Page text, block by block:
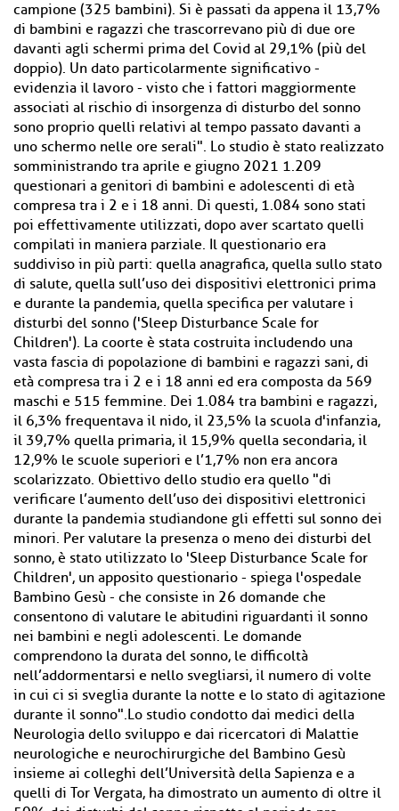
campione (325 bambini). Si è passati da appena il 13,7%
di bambini e ragazzi che trascorrevano più di due ore
davanti agli schermi prima del Covid al 29,1% (più del
doppio). Un dato particolarmente significativo -
evidenzia il lavoro - visto che i fattori maggiormente
associati al rischio di insorgenza di disturbo del sonno
sono proprio quelli relativi al tempo passato davanti a
uno schermo nelle ore serali". Lo studio è stato realizzato
somministrando tra aprile e giugno 2021 1.209
questionari a genitori di bambini e adolescenti di età
compresa tra i 2 e i 18 anni. Di questi, 1.084 sono stati
poi effettivamente utilizzati, dopo aver scartato quelli
compilati in maniera parziale. Il questionario era
suddiviso in più parti: quella anagrafica, quella sullo stato
di salute, quella sull’uso dei dispositivi elettronici prima
e durante la pandemia, quella specifica per valutare i
disturbi del sonno ('Sleep Disturbance Scale for
Children'). La coorte è stata costruita includendo una
vasta fascia di popolazione di bambini e ragazzi sani, di
età compresa tra i 2 e i 18 anni ed era composta da 569
maschi e 515 femmine. Dei 1.084 tra bambini e ragazzi,
il 6,3% frequentava il nido, il 23,5% la scuola d'infanzia,
il 39,7% quella primaria, il 15,9% quella secondaria, il
12,9% le scuole superiori e l’1,7% non era ancora
scolarizzato. Obiettivo dello studio era quello "di
verificare l’aumento dell’uso dei dispositivi elettronici
durante la pandemia studiandone gli effetti sul sonno dei
minori. Per valutare la presenza o meno dei disturbi del
sonno, è stato utilizzato lo 'Sleep Disturbance Scale for
Children', un apposito questionario - spiega l'ospedale
Bambino Gesù - che consiste in 26 domande che
consentono di valutare le abitudini riguardanti il sonno
nei bambini e negli adolescenti. Le domande
comprendono la durata del sonno, le difficoltà
nell’addormentarsi e nello svegliarsi, il numero di volte
in cui ci si sveglia durante la notte e lo stato di agitazione
durante il sonno".Lo studio condotto dai medici della
Neurologia dello sviluppo e dai ricercatori di Malattie
neurologiche e neurochirurgiche del Bambino Gesù
insieme ai colleghi dell’Università della Sapienza e a
quelli di Tor Vergata, ha dimostrato un aumento di oltre il